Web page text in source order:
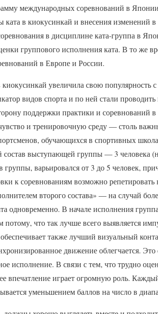
международных соревнований в
в киокусинкай и внесения изменений
в дисциплине ката-группа в
группового исполнения ката. В то же
в Европе и России.
увеличила свою популярность
видов спорта и по ней стали
поддержки практики и соревнований в
и тренировочную среду — столь
обучающихся в спортивных
состав выступающей группы — 3 человека
варьировался от 3 до 5 человек,
к соревнованиям возможно
второго состава» — на случай
одновременно. В начале исполнения
потому, что так лучше всего выявляется
также лучший визуальный
движение облегчается.
исполнение. В связи с тем, что трудно
впечатление играет огромную роль.
уменьшением баллов на число в